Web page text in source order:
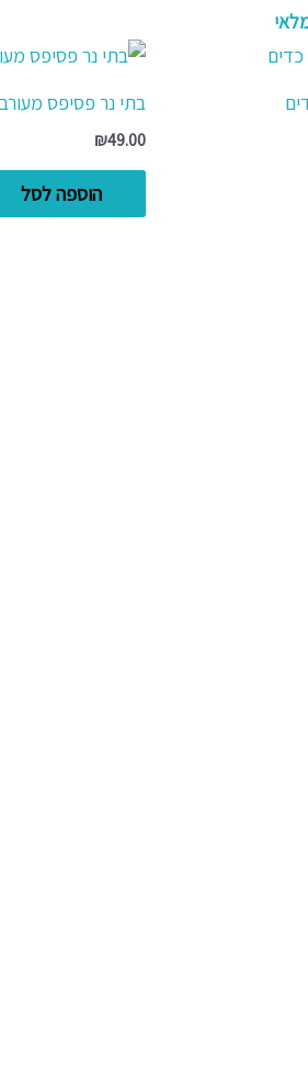
בתי נר פסיפס מעורב
₪49.00
הוספה לסל